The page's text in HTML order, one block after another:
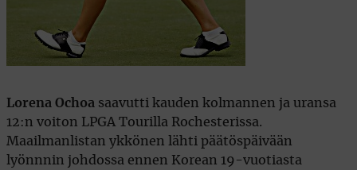
Lorena Ochoa saavutti kauden kolmannen ja uransa
12:n voiton LPGA Tourilla Rochesterissa.
Maailmanlistan ykkönen lähti päätöspäivään
lyönnnin johdossa ennen Korean 19-vuotiasta